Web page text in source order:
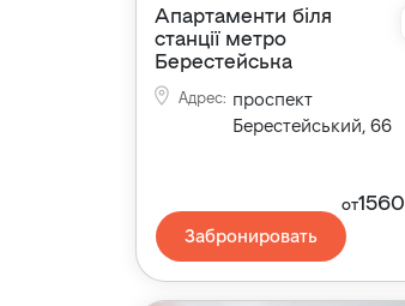
Апартаменти біля
станції метро
Берестейська
Адрес: проспект
Берестейський, 66
от1560
Забронировать